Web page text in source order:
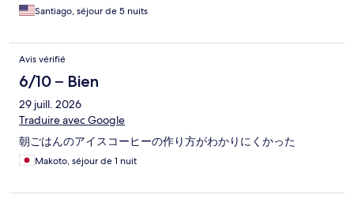
Santiago, séjour de 5 nuits
Avis vérifié
6/10 – Bien
29 juill. 2026
Traduire avec Google
朝ごはんのアイスコーヒーの作り方がわかりにくかった
Makoto, séjour de 1 nuit